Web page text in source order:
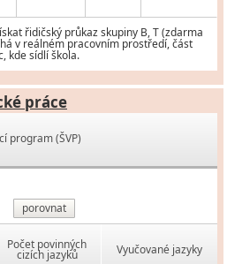
řidičský průkaz skupiny B, T (zdarma
v reálném pracovním prostředí, část
kde sídlí škola.
práce
program (ŠVP)
porovnat
Počet povinných
cizích jazyků Vyučované jazyky